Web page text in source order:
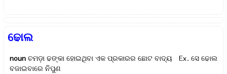
ଢୋଲ
noun ଚମଡ଼ା ଢଙ୍କା ହୋଇଥିବା ଏକ ପ୍ରକାରର ଛୋଟ ବାଦ୍ୟ Ex.ସେ ଢୋଲ
ବଜାଇବାରେ ନିପୁଣ